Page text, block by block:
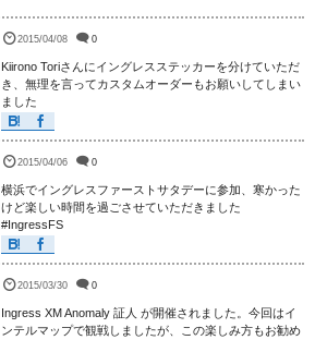
2015/04/08 0
Kiirono Toriさんにイングレスステッカーを分けていただ
き、無理を言ってカスタムオーダーもお願いしてしまい
ました
2015/04/06 0
横浜でイングレスファーストサタデーに参加、寒かった
けど楽しい時間を過ごさせていただきました
#IngressFS
2015/03/30 0
Ingress XM Anomaly 証人 が開催されました。今回はイ
ンテルマップで観戦しましたが、この楽しみ方もお勧め